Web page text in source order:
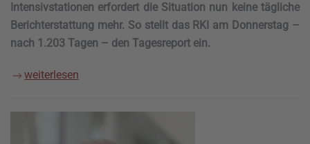
Intensivstationen erfordert die Situation nun keine tägliche
Berichterstattung mehr. So stellt das RKI am Donnerstag –
nach 1.203 Tagen – den Tagesreport ein.
weiterlesen